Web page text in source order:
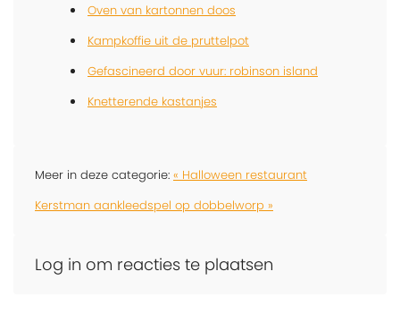
Oven van kartonnen doos
Kampkoffie uit de pruttelpot
Gefascineerd door vuur: robinson island
Knetterende kastanjes
Meer in deze categorie: « Halloween restaurant
Kerstman aankleedspel op dobbelworp »
Log in om reacties te plaatsen